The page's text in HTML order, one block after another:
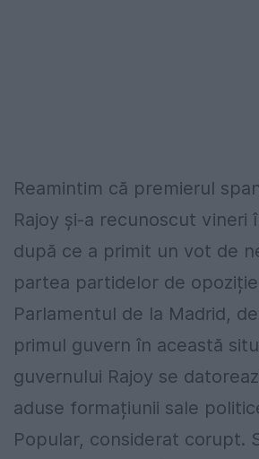
Reamintim că premierul
Rajoy și-a recunoscut vineri
după ce a primit un vot de
partea partidelor de
Parlamentul de la Madrid,
primul guvern în această
guvernului Rajoy se
aduse formațiunii sale
Popular, considerat corupt.